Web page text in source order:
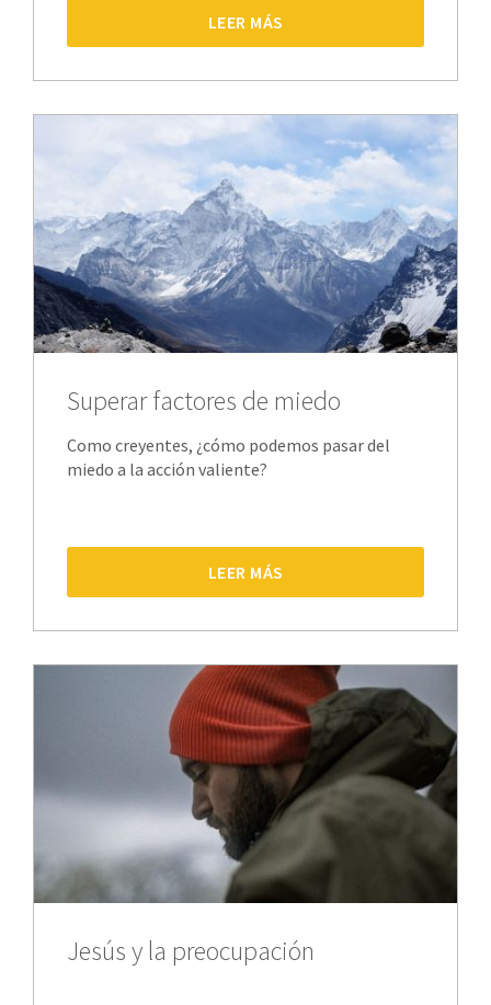
LEER MÁS
Superar factores de miedo
Como creyentes, ¿cómo podemos pasar del
miedo a la acción valiente?
LEER MÁS
Jesús y la preocupación